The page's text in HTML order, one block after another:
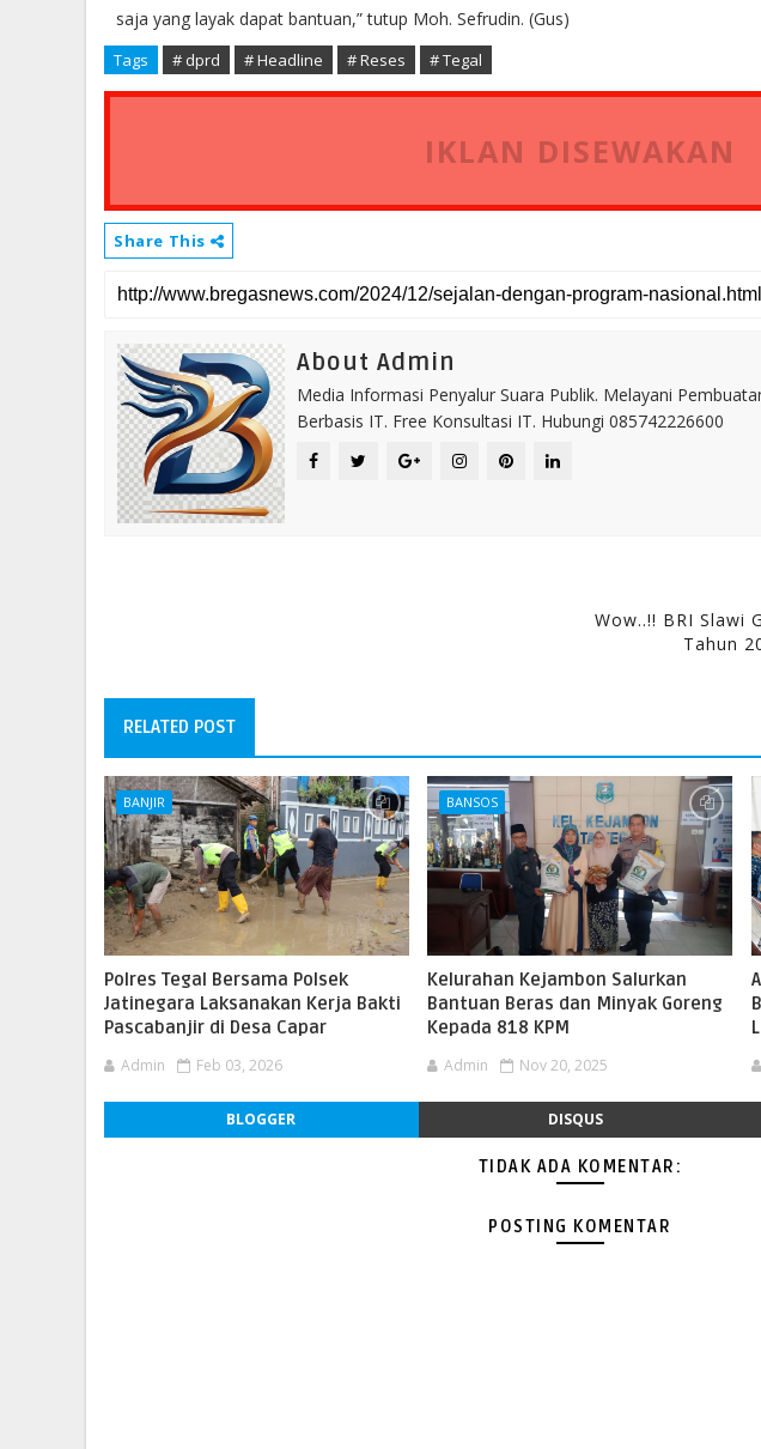
saja yang layak dapat bantuan,” tutup Moh. Sefrudin. (Gus)
Tags # dprd # Headline # Reses # Tegal
IKLAN DISEWAKAN
Share This
About Admin
Media Informasi Penyalur Suara Publik. Melayani
Berbasis IT. Free Konsultasi IT. Hubungi 085742226600
Wow..!! BRI Slawi
Tahun
RELATED POST
BANJIR
Polres Tegal Bersama Polsek
Jatinegara Laksanakan Kerja Bakti
Pascabanjir di Desa Capar
Admin Feb 03, 2026
BANSOS
Kelurahan Kejambon Salurkan
Bantuan Beras dan Minyak Goreng
Kepada 818 KPM
Admin Nov 20, 2025
BLOGGER DISQUS
TIDAK ADA KOMENTAR:
POSTING KOMENTAR